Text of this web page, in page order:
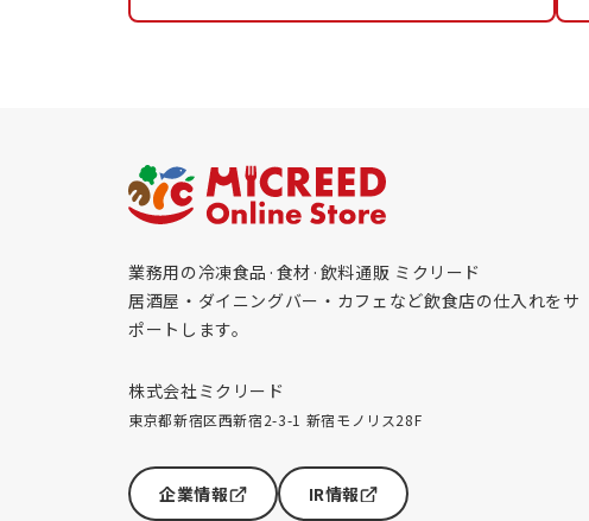
業務用の冷凍食品·食材·飲料通販 ミクリード
居酒屋・ダイニングバー・カフェなど飲食店の仕入れをサ
ポートします。
株式会社ミクリード
東京都新宿区西新宿2-3-1 新宿モノリス28F
企業情報 IR情報